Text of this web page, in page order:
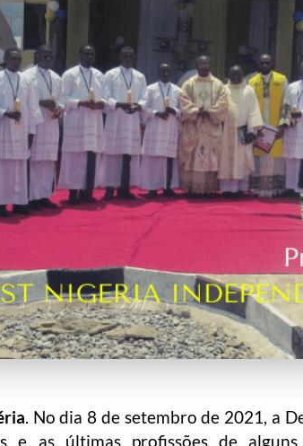
. No dia 8 de setembro de 2021, a
e as últimas profissões de